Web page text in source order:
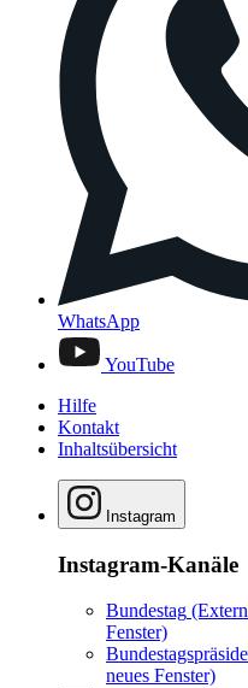
WhatsApp
YouTube
Hilfe
Kontakt
Inhaltsübersicht
Instagram
Instagram-Kanäle
Bundestag
Fenster)
neues Fenster)